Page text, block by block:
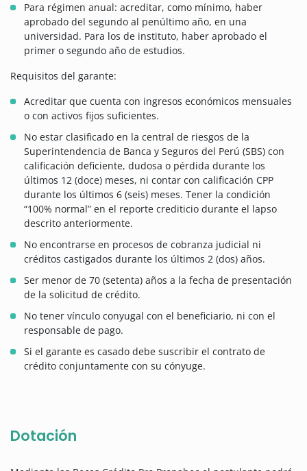
Para régimen anual: acreditar, como mínimo, haber
aprobado del segundo al penúltimo año, en una
universidad. Para los de instituto, haber aprobado el
primer o segundo año de estudios.
Requisitos del garante:
Acreditar que cuenta con ingresos económicos mensuales
o con activos fijos suficientes.
No estar clasificado en la central de riesgos de la
Superintendencia de Banca y Seguros del Perú (SBS) con
calificación deficiente, dudosa o pérdida durante los
últimos 12 (doce) meses, ni contar con calificación CPP
durante los últimos 6 (seis) meses. Tener la condición
“100% normal” en el reporte crediticio durante el lapso
descrito anteriormente.
No encontrarse en procesos de cobranza judicial ni
créditos castigados durante los últimos 2 (dos) años.
Ser menor de 70 (setenta) años a la fecha de presentación
de la solicitud de crédito.
No tener vínculo conyugal con el beneficiario, ni con el
responsable de pago.
Si el garante es casado debe suscribir el contrato de
crédito conjuntamente con su cónyuge.
Dotación